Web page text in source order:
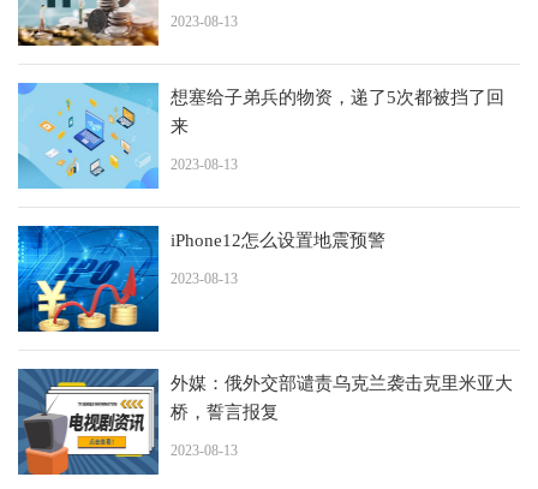
2023-08-13
想塞给子弟兵的物资，递了5次都被挡了回
来
2023-08-13
iPhone12怎么设置地震预警
2023-08-13
外媒：俄外交部谴责乌克兰袭击克里米亚大
桥，誓言报复
2023-08-13